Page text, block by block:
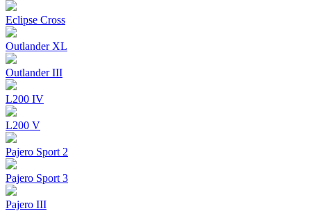
Eclipse Cross
Outlander XL
Outlander III
L200 IV
L200 V
Pajero Sport 2
Pajero Sport 3
Pajero III